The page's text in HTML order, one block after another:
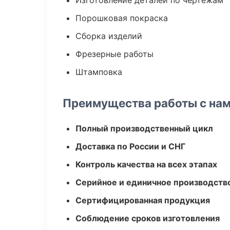
Порошковая покраска
Сборка изделий
Фрезерные работы
Штамповка
Преимущества работы с
Полный производственный цикл
Доставка по России и СНГ
Контроль качества на всех этапах
Серийное и единичное
Сертифицированная продукция
Соблюдение сроков изготовления